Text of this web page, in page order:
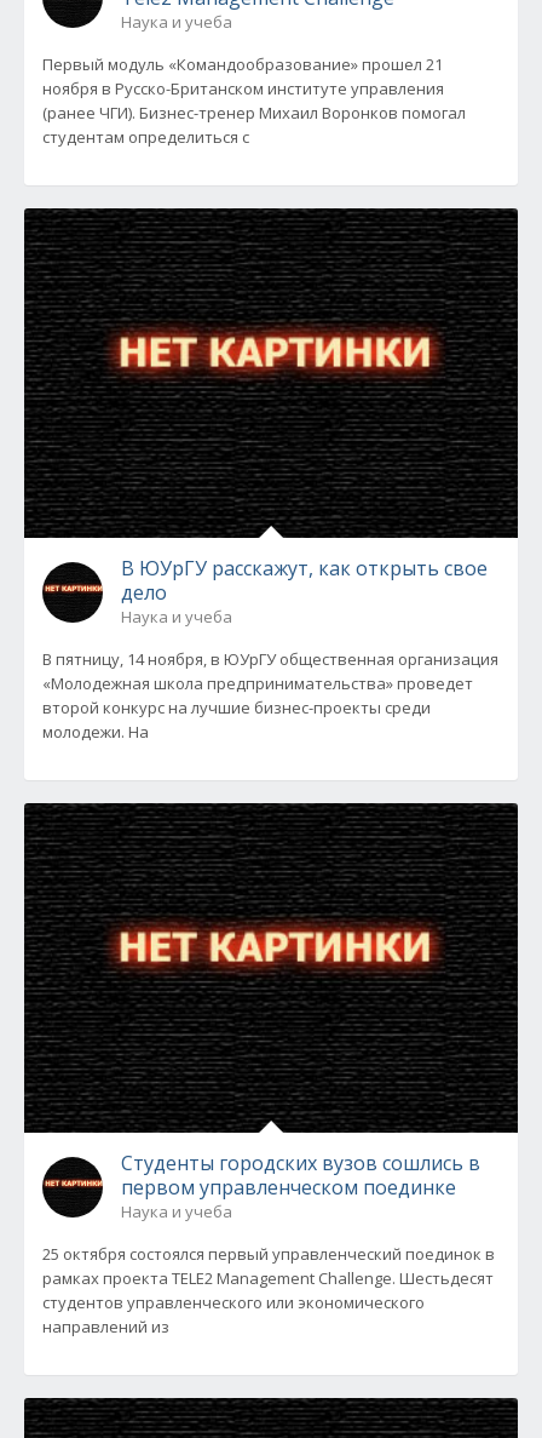
Наука и учеба
Первый модуль «Командообразование» прошел 21
ноября в Русско-Британском институте управления
(ранее ЧГИ). Бизнес-тренер Михаил Воронков помогал
студентам определиться с
В ЮУрГУ расскажут, как открыть свое
дело
Наука и учеба
В пятницу, 14 ноября, в ЮУрГУ общественная организация
«Молодежная школа предпринимательства» проведет
второй конкурс на лучшие бизнес-проекты среди
молодежи. На
Студенты городских вузов сошлись в
первом управленческом поединке
Наука и учеба
25 октября состоялся первый управленческий поединок в
рамках проекта TELE2 Management Challenge. Шестьдесят
студентов управленческого или экономического
направлений из